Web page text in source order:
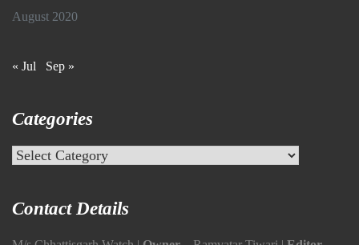
August 2020
« Jul Sep »
Categories
Categories
Contact Details